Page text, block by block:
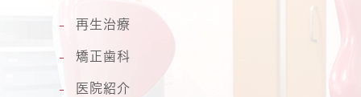
再生治療
矯正歯科
医院紹介